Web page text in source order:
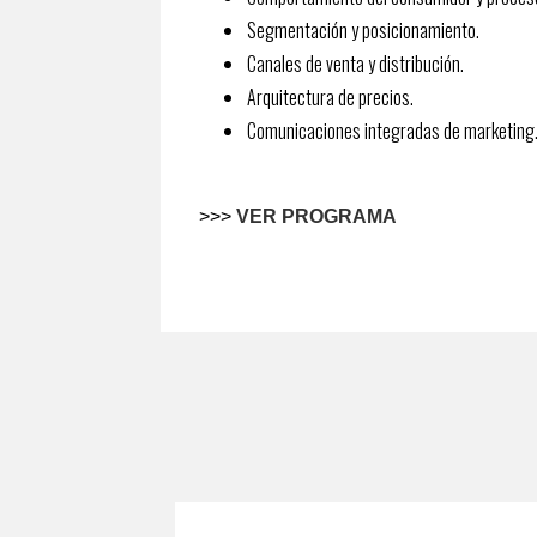
Segmentación y posicionamiento.
Canales de venta y distribución.
Arquitectura de precios.
Comunicaciones integradas de
>>>VER PROGRAMA